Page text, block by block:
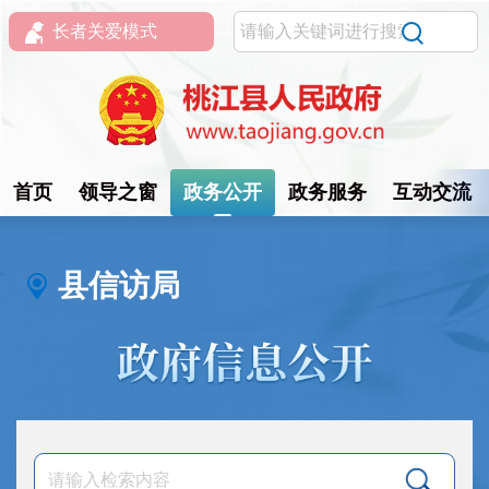
长者关爱模式
首页 领导之窗 政务公开 政务服务 互动交流
县信访局